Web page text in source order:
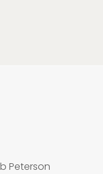
Peterson